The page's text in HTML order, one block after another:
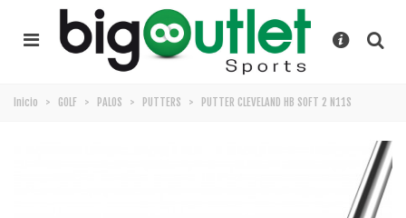
Inicio > GOLF > PALOS > PUTTERS > PUTTER CLEVELAND HB SOFT 2 N11S